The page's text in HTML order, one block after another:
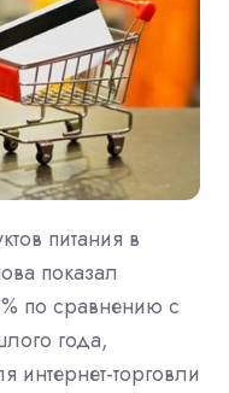
питания в
показал
по сравнению с
года,
интернет-торговли